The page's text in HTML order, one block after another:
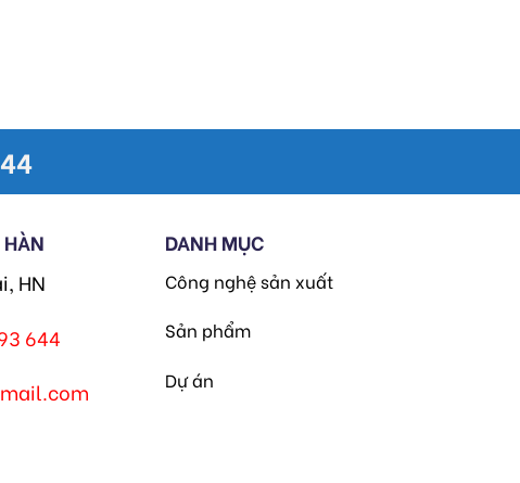
HN
644
DANH MỤC
Công nghệ sản xuất
Sản phẩm
Dự án